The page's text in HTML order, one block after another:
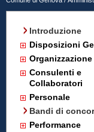
Introduzione
Disposizioni
Organizzazione
Consulenti e
Collaboratori
Personale
Bandi di
Performance